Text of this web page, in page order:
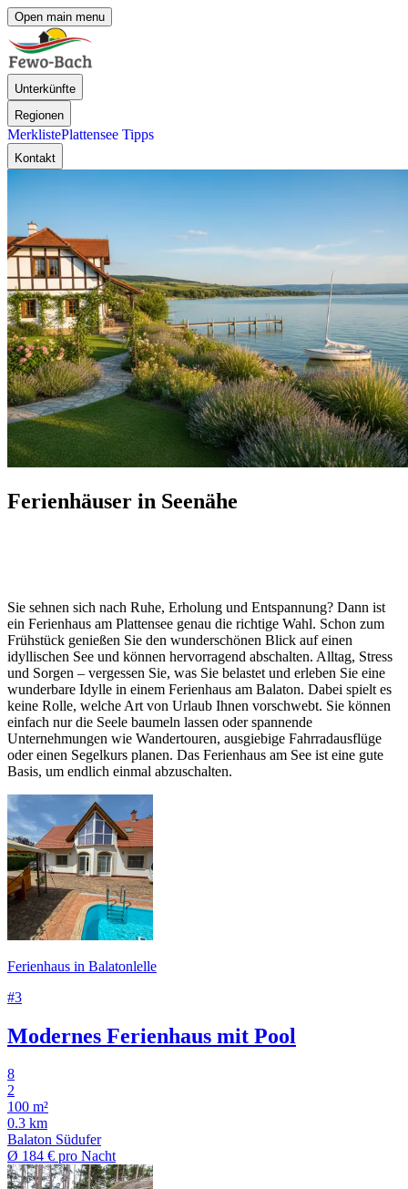
Open main menu
Unterkünfte
Regionen
MerklistePlattensee Tipps
Kontakt
Ferienhäuser in Seenähe
Sie sehnen sich nach Ruhe, Erholung und Entspannung? Dann ist
ein Ferienhaus am Plattensee genau die richtige Wahl. Schon zum
Frühstück genießen Sie den wunderschönen Blick auf einen
idyllischen See und können hervorragend abschalten. Alltag, Stress
und Sorgen – vergessen Sie, was Sie belastet und erleben Sie eine
wunderbare Idylle in einem Ferienhaus am Balaton. Dabei spielt es
keine Rolle, welche Art von Urlaub Ihnen vorschwebt. Sie können
einfach nur die Seele baumeln lassen oder spannende
Unternehmungen wie Wandertouren, ausgiebige Fahrradausflüge
oder einen Segelkurs planen. Das Ferienhaus am See ist eine gute
Basis, um endlich einmal abzuschalten.
Ferienhaus in Balatonlelle
#3
Modernes Ferienhaus mit Pool
8
2
100 m²
0.3 km
Balaton Südufer
Ø 184 € pro Nacht